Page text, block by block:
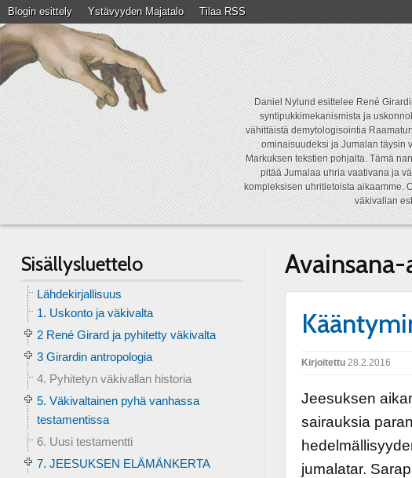
Blogin esittely Ystävyyden Majatalo Tilaa RSS
Daniel Nylund esittelee René
syntipukkimekanismista ja
vähittäistä demytologisointia
ominaisuudeksi ja Jumalan täysin
Markuksen tekstien pohjalta. Tämä
pitää Jumalaa uhria vaativana ja
kompleksisen uhritietoista aikaamme.
väkivallan
Kirjoitettu28.2.2016
Jeesuksen
sairauksia
jumalatar.
Sisällysluettelo
Lähdekirjallisuus
1. Uskonto ja väkivalta
2 René Girard ja pyhitetty väkivalta
3 Girardin antropologia
4. Pyhitetyn väkivallan historia
5. Väkivaltainen pyhä vanhassa
testamentissa
6. Uusi testamentti
7. JEESUKSEN ELÄMÄNKERTA